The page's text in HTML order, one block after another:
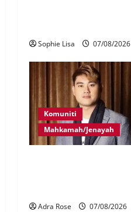
Sophie Lisa 07/08/2026
Komuniti
Mahkamah/Jenayah
Adra Rose 07/08/2026